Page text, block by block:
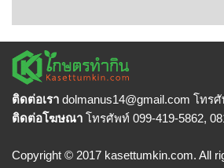
ติดต่อเรา dolmanus14@gmail.com โทร
ติดต่อโฆษณา โทรศัพท์ 099-419-5862,
Copyright © 2017 kasettumkin.com. All